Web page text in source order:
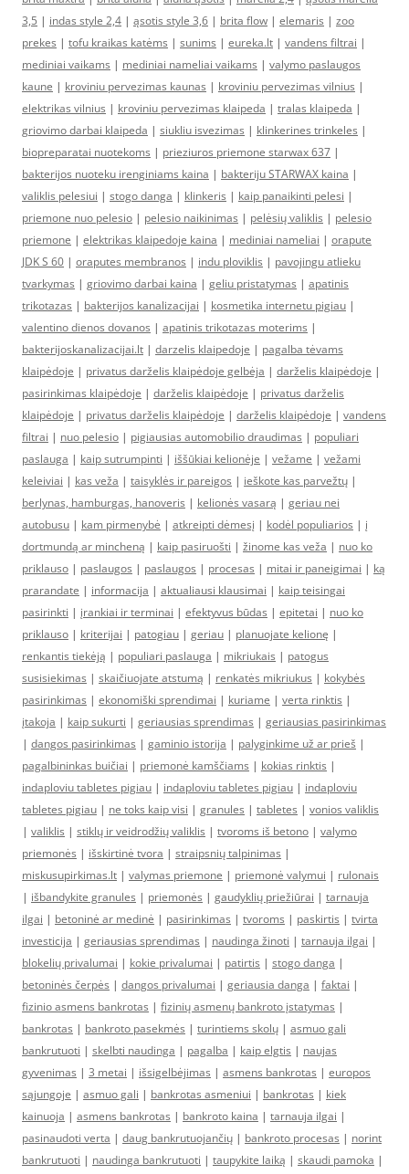
3,5 | indas style 2,4 | ąsotis style 3,6 | brita flow | elemaris | zoo
prekes | tofu kraikas katėms | sunims | eureka.lt | vandens filtrai |
mediniai vaikams | mediniai nameliai vaikams | valymo paslaugos
kaune | kroviniu pervezimas kaunas | kroviniu pervezimas vilnius |
elektrikas vilnius | kroviniu pervezimas klaipeda | tralas klaipeda |
griovimo darbai klaipeda | siukliu isvezimas | klinkerines trinkeles |
biopreparatai nuotekoms | prieziuros priemone starwax 637 |
bakterijos nuoteku irenginiams kaina | bakteriju STARWAX kaina |
valiklis pelesiui | stogo danga | klinkeris | kaip panaikinti pelesi |
priemone nuo pelesio | pelesio naikinimas | pelėsių valiklis | pelesio
priemone | elektrikas klaipedoje kaina | mediniai nameliai | orapute
JDK S 60 | oraputes membranos | indu ploviklis | pavojingu atlieku
tvarkymas | griovimo darbai kaina | geliu pristatymas | apatinis
trikotazas | bakterijos kanalizacijai | kosmetika internetu pigiau |
valentino dienos dovanos | apatinis trikotazas moterims |
bakterijoskanalizacijai.lt | darzelis klaipedoje | pagalba tėvams
klaipėdoje | privatus darželis klaipėdoje gelbėja | darželis klaipėdoje |
pasirinkimas klaipėdoje | darželis klaipėdoje | privatus darželis
klaipėdoje | privatus darželis klaipėdoje | darželis klaipėdoje | vandens
filtrai | nuo pelesio | pigiausias automobilio draudimas | populiari
paslauga | kaip sutrumpinti | iššūkiai kelionėje | vežame | vežami
keleiviai | kas veža | taisyklės ir pareigos | ieškote kas parvežtų |
berlynas, hamburgas, hanoveris | kelionės vasarą | geriau nei
autobusu | kam pirmenybė | atkreipti dėmesį | kodėl populiarios | į
dortmundą ar mincheną | kaip pasiruošti | žinome kas veža | nuo ko
priklauso | paslaugos | paslaugos | procesas | mitai ir paneigimai | ką
prarandate | informacija | aktualiausi klausimai | kaip teisingai
pasirinkti | įrankiai ir terminai | efektyvus būdas | epitetai | nuo ko
priklauso | kriterijai | patogiau | geriau | planuojate kelionę |
renkantis tiekėją | populiari paslauga | mikriukais | patogus
susisiekimas | skaičiuojate atstumą | renkatės mikriukus | kokybės
pasirinkimas | ekonomiški sprendimai | kuriame | verta rinktis |
įtakoja | kaip sukurti | geriausias sprendimas | geriausias pasirinkimas
| dangos pasirinkimas | gaminio istorija | palyginkime už ar prieš |
pagalbininkas buičiai | priemonė kamščiams | kokias rinktis |
indaploviu tabletes pigiau | indaploviu tabletes pigiau | indaploviu
tabletes pigiau | ne toks kaip visi | granules | tabletes | vonios valiklis
| valiklis | stiklų ir veidrodžių valiklis | tvoroms iš betono | valymo
priemonės | išskirtinė tvora | straipsnių talpinimas |
miskusupirkimas.lt | valymas priemone | priemonė valymui | rulonais
| išbandykite granules | priemonės | gaudyklių priežiūrai | tarnauja
ilgai | betoninė ar medinė | pasirinkimas | tvoroms | paskirtis | tvirta
investicija | geriausias sprendimas | naudinga žinoti | tarnauja ilgai |
blokelių privalumai | kokie privalumai | patirtis | stogo danga |
betoninės čerpės | dangos privalumai | geriausia danga | faktai |
fizinio asmens bankrotas | fizinių asmenų bankroto įstatymas |
bankrotas | bankroto pasekmės | turintiems skolų | asmuo gali
bankrutuoti | skelbti naudinga | pagalba | kaip elgtis | naujas
gyvenimas | 3 metai | išsigelbėjimas | asmens bankrotas | europos
sąjungoje | asmuo gali | bankrotas asmeniui | bankrotas | kiek
kainuoja | asmens bankrotas | bankroto kaina | tarnauja ilgai |
pasinaudoti verta | daug bankrutuojančių | bankroto procesas | norint
bankrutuoti | naudinga bankrutuoti | taupykite laiką | skaudi pamoka |